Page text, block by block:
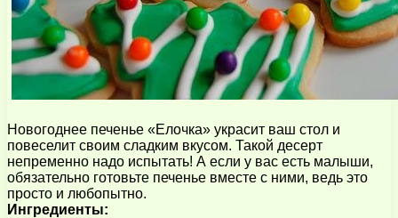
Новогоднее печенье «Елочка» украсит ваш стол и
повеселит своим сладким вкусом. Такой десерт
непременно надо испытать! А если у вас есть малыши,
обязательно готовьте печенье вместе с ними, ведь это
просто и любопытно.
Ингредиенты: